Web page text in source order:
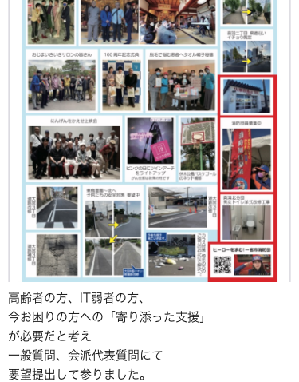
高齢者の方、 IT弱者の方、
今お困りの方への「寄り添った支援」
が必要だと考え
一般質問、会派代表質問にて
要望提出して参りました。